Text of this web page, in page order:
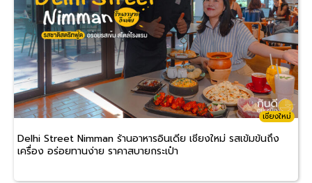
เชียงใหม่
Delhi Street Nimman ร้านอาหารอินเดีย เชียงใหม่ รสเข้มข้นถึง
เครื่อง อร่อยทานง่าย ราคาสบายกระเป๋า